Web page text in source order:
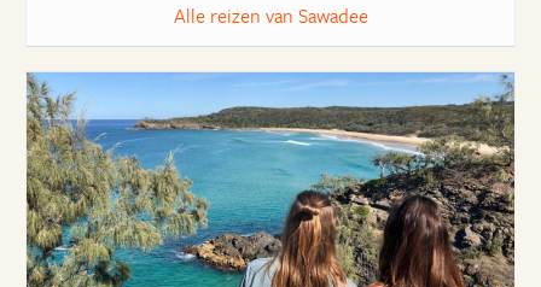
Alle reizen van Sawadee